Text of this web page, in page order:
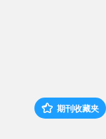
期刊收藏夹